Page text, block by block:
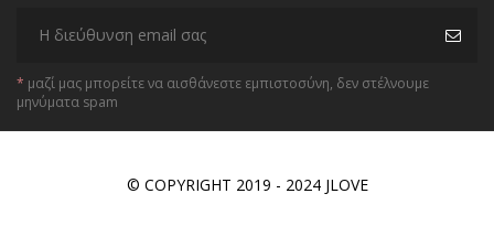
* μαζί μας μπορείτε να αισθάνεστε εμπιστοσύνη, δεν στέλνουμε
μηνύματα spam
© COPYRIGHT 2019 - 2024 JLOVE